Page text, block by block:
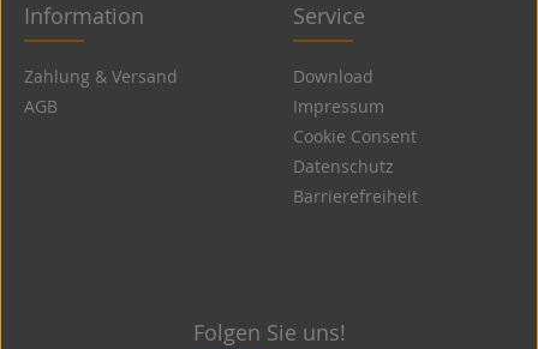
Information
Zahlung & Versand
AGB
Service
Download
Impressum
Cookie Consent
Datenschutz
Barrierefreiheit
Folgen Sie uns!